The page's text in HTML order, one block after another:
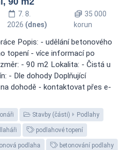
7. 8.
2026 (dnes)
35 000
korun
Popis: - udělání betonového
topení - více informací po
- 90 m2 Lokalita: - Čistá u
- Dle dohody Doplňující
dohodě - kontaktovat přes e-
Stavby (části) Podlahy
podlahové topení
podlaha betonování podlahy